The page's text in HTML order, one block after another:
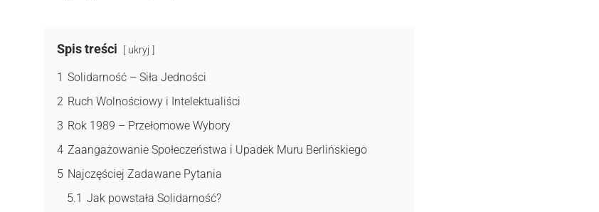
Spis treści ukryj
1 Solidarność – Siła Jedności
2 Ruch Wolnościowy i Intelektualiści
3 Rok 1989 – Przełomowe Wybory
4 Zaangażowanie Społeczeństwa i Upadek Muru Berlińskiego
5 Najczęściej Zadawane Pytania
5.1 Jak powstała Solidarność?